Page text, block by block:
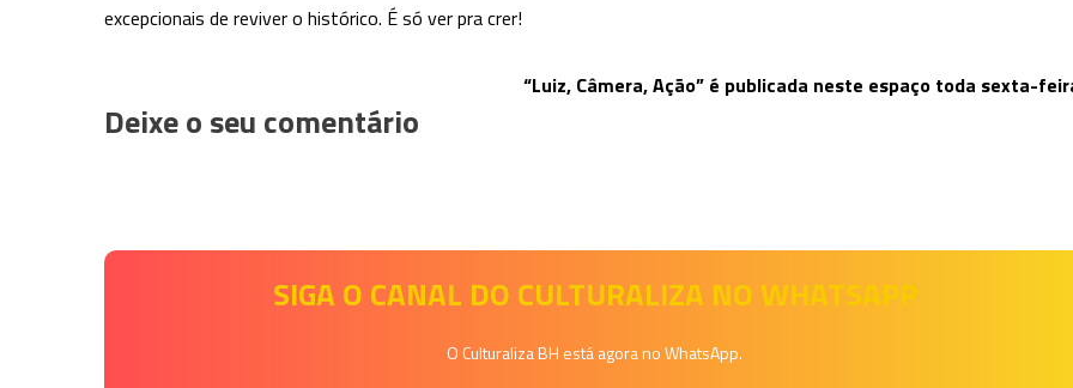
excepcionais de reviver o histórico. É só ver pra crer!
“Luiz, Câmera, Ação” é publicada neste espaço toda sexta-
Deixe o seu comentário
SIGA O CANAL DO CULTURALIZA NO WHATSAPP
O Culturaliza BH está agora no WhatsApp.